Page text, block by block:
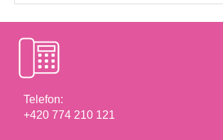
Telefon:
+420 774 210 121